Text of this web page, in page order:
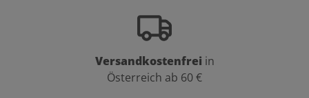
Versandkostenfrei in
Österreich ab 60 €